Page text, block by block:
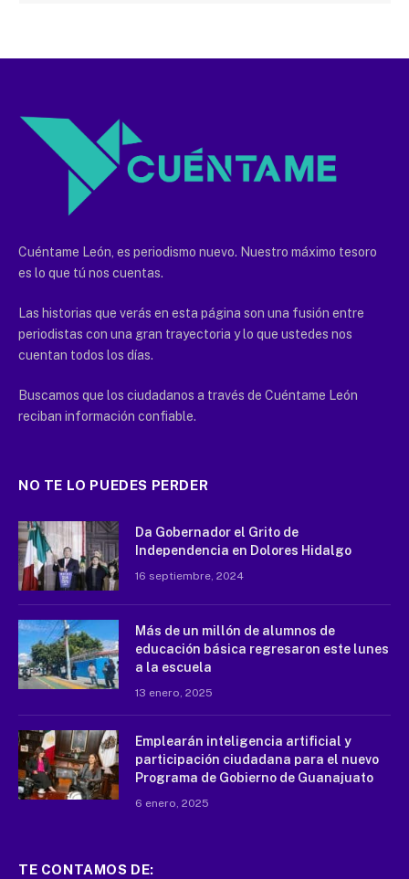
Cuéntame León, es periodismo nuevo. Nuestro máximo tesoro
es lo que tú nos cuentas.
Las historias que verás en esta página son una fusión entre
periodistas con una gran trayectoria y lo que ustedes nos
cuentan todos los días.
Buscamos que los ciudadanos a través de Cuéntame León
reciban información confiable.
NO TE LO PUEDES PERDER
Da Gobernador el Grito de
Independencia en Dolores Hidalgo
16 septiembre, 2024
Más de un millón de alumnos de
educación básica regresaron este lunes
a la escuela
13 enero, 2025
Emplearán inteligencia artificial y
participación ciudadana para el nuevo
Programa de Gobierno de Guanajuato
6 enero, 2025
TE CONTAMOS DE: